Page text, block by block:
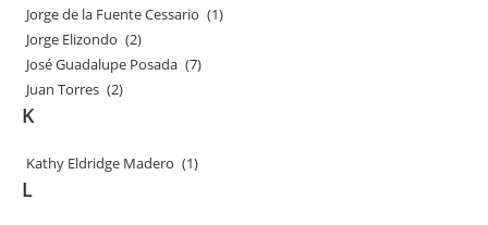
Jorge de la Fuente Cessario (1)
Jorge Elizondo (2)
José Guadalupe Posada (7)
Juan Torres (2)
K
Kathy Eldridge Madero (1)
L